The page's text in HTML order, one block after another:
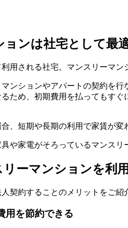
ンは社宅として最
用される社宅。マンスリーマ
ンションやアパートの契約を
ため、初期費用を払ってもす
、短期や長期の利用で家賃が
や家電がそろっているマンス
ーマンションを利
契約することのメリットをご
用を節約できる